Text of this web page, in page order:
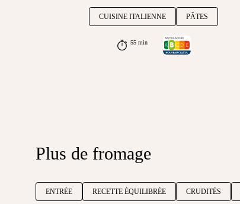
CUISINE ITALIENNE PÂTES
55 min
Plus de fromage
ENTRÉE RECETTE ÉQUILIBRÉE CRUDITÉS